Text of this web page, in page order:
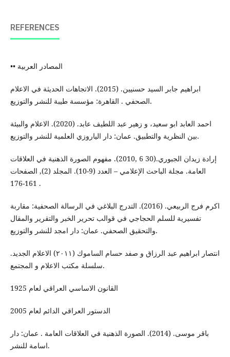
REFERENCES
•• المصادر العربية
ابراهيم جابر السيد حسنيين. (2015). الاتجاهات الحديثة في الاعلام
الصحفي . القاهرة: مؤسسة طيبة للنشر والتوزيع.
احمد العابد ابو سعيد، و زهير عبد اللطيف عابد. (2020). الاعلام والبيئة
بين النظرية والتطبيق. عمان: دار الياروزي العلمية للنشر والتوزيع.
إرادة زيدان الجبوري.(30 6 ,2010). مفهوم الصورة الذهنية في العلاقات
العامة. مجلة الباحث الإعلامي – العدد (9-10). المجلد (2), الصفحات
161-176 .
اكرم فرج الربيعي. (2016). التدرج البلاغي في الرسالة الصحفية: مقاربة
تفسيرية للسلم الحجاجي في قوالب تحرير الخبر والتقرير والمقال
والتحقيق الصحفي. عمان: دار امجد للنشر والتوزيع.
انتصار ابراهيم عبد الرزاق و صفد حسام الساموك (۲۰۱۱) الاعلام الجديد.
سلسلة مكتب الاعلام و المجتمع.
القانون الاساسي العراقي لعام 1925
الدستور العراقي الدائم لعام 2005
باقر موسى. (2014). الصورة الذهنية في العلاقات العامة . عمان: دار
اسامة للنشر.